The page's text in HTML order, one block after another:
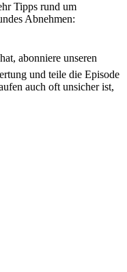
Tipps rund um
Abnehmen:
abonniere unseren
und teile die Episode
auch oft unsicher ist,